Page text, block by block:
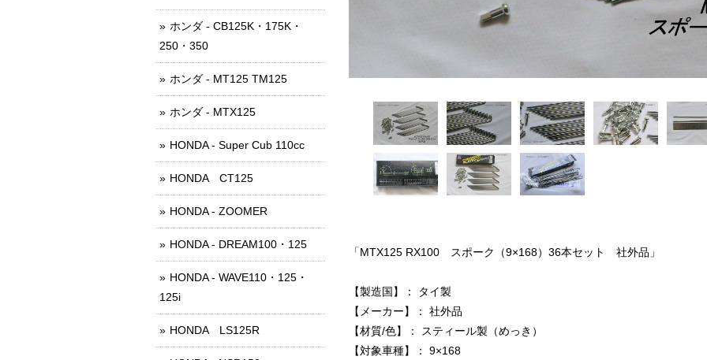
「MTX125 RX100 スポーク（9×168）36本セット 社外品」
【製造国】： タイ製
【メーカー】： 社外品
【材質/色】： スティール製（めっき）
【対象車種】： 9×168
ホンダ - CB125K・175K・
250・350
ホンダ - MT125 TM125
ホンダ - MTX125
HONDA - Super Cub 110cc
HONDA CT125
HONDA - ZOOMER
HONDA - DREAM100・125
HONDA - WAVE110・125・
125i
HONDA LS125R